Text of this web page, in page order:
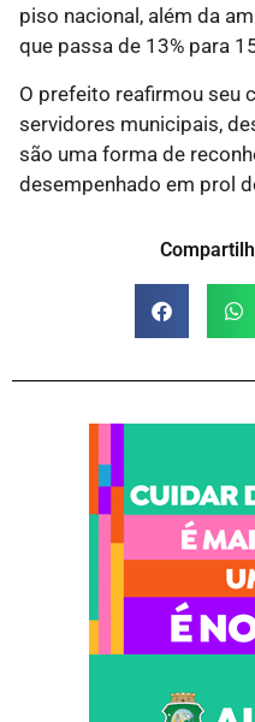
piso nacional, além da
que passa de 13% para
O prefeito reafirmou seu
servidores municipais,
são uma forma de
desempenhado em prol